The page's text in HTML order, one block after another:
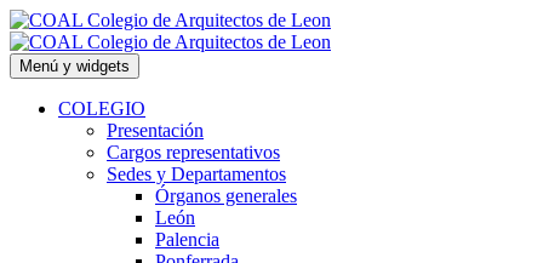
Saltar
al
contenido
Menú y widgets
COLEGIO
Presentación
Cargos representativos
Sedes y Departamentos
Órganos generales
León
Palencia